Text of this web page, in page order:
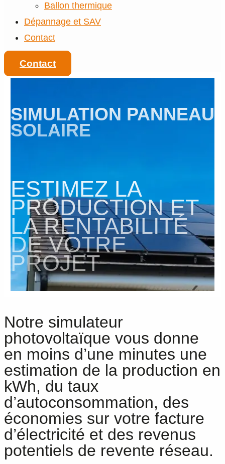
Ballon thermique
Dépannage et SAV
Contact
Contact
SIMULATION PANNEAU
SOLAIRE
ESTIMEZ LA
PRODUCTION ET
LA RENTABILITÉ
DE VOTRE
PROJET
Notre simulateur
photovoltaïque vous donne
en moins d’une minutes une
estimation de la production en
kWh, du taux
d’autoconsommation, des
économies sur votre facture
d’électricité et des revenus
potentiels de revente réseau.